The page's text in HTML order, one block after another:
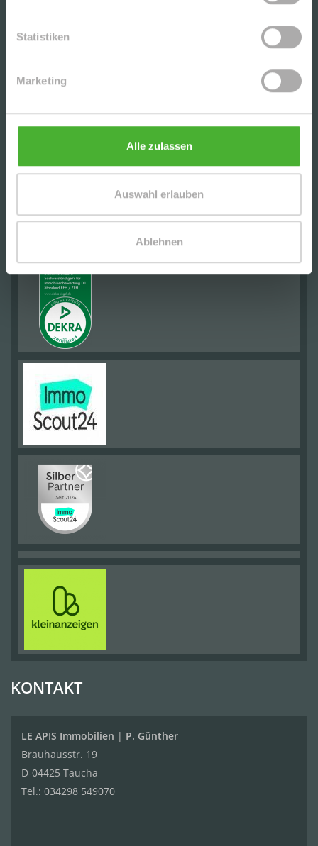
Statistiken
Marketing
Alle zulassen
Auswahl erlauben
Ablehnen
KONTAKT
LE APIS Immobilien | P. Günther
Brauhausstr. 19
D-04425 Taucha
Tel.: 034298 549070